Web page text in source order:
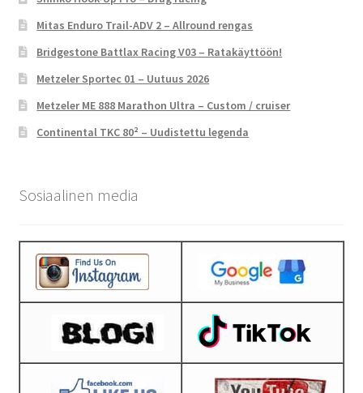
Mitas Enduro Trail-ADV 2 – Allround rengas
Bridgestone Battlax Racing V03 – Ratakäyttöön!
Metzeler Sportec 01 – Uutuus 2026
Metzeler ME 888 Marathon Ultra – Custom / cruiser
Continental TKC 80² – Uudistettu legenda
Sosiaalinen media